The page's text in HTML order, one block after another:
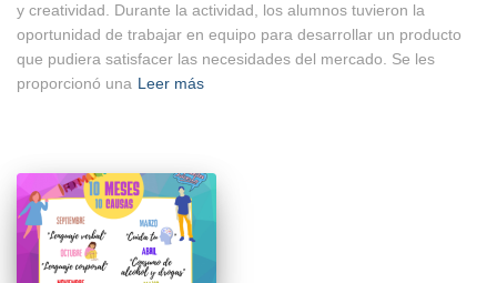
y creatividad. Durante la actividad, los alumnos tuvieron la
oportunidad de trabajar en equipo para desarrollar un producto
que pudiera satisfacer las necesidades del mercado. Se les
proporcionó una Leer más